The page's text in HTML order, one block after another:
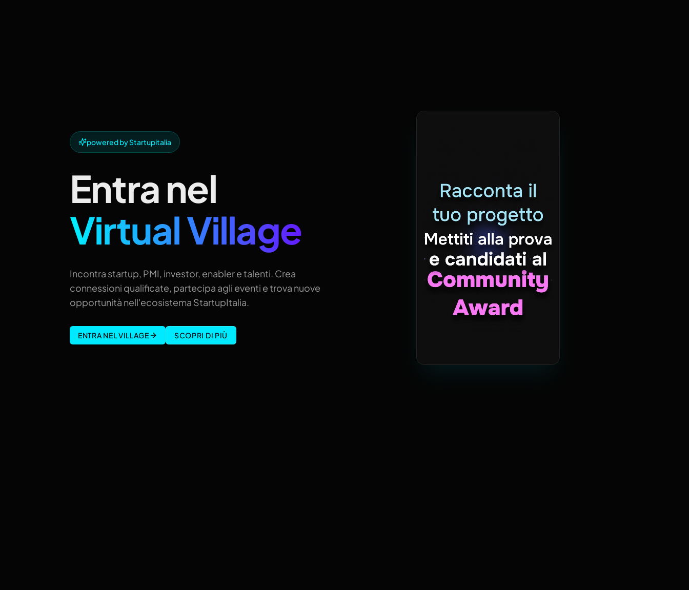
powered by Startupitalia
Entra nel
Virtual Village
Incontra startup, PMI, investor, enabler e talenti. Crea
connessioni qualificate, partecipa agli eventi e trova nuove
opportunità nell'ecosistema StartupItalia.
ENTRA NEL VILLAGE SCOPRI DI PIÙ